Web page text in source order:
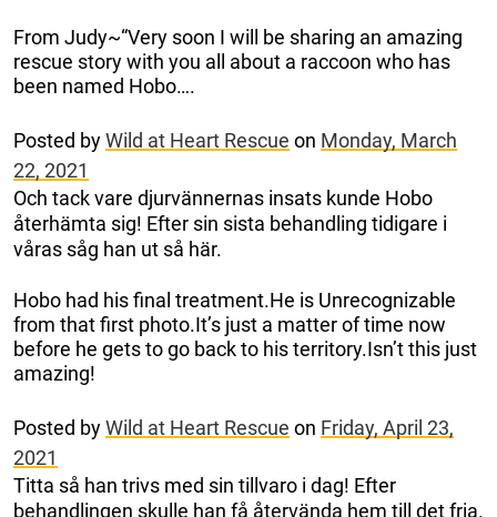
From Judy~“Very soon I will be sharing an amazing
rescue story with you all about a raccoon who has
been named Hobo….
Posted byWild at Heart Rescue on Monday, March
22, 2021
Och tack vare djurvännernas insats kunde Hobo
återhämta sig! Efter sin sista behandling tidigare i
våras såg han ut så här.
Hobo had his final treatment.He is Unrecognizable
from that first photo.It’s just a matter of time now
before he gets to go back to his territory.Isn’t this just
amazing!
Posted byWild at Heart Rescue on Friday, April 23,
2021
Titta så han trivs med sin tillvaro i dag! Efter
behandlingen skulle han få återvända hem till det fria.